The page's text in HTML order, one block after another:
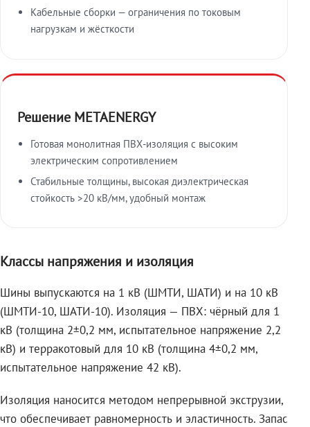
Кабельные сборки — ограничения по токовым
нагрузкам и жёсткости
Решение METAENERGY
Готовая монолитная ПВХ-изоляция с высоким
электрическим сопротивлением
Стабильные толщины, высокая диэлектрическая
стойкость >20 кВ/мм, удобный монтаж
Классы напряжения и изоляция
Шины выпускаются на 1 кВ (ШМТИ, ШАТИ) и на 10 кВ
(ШМТИ-10, ШАТИ-10). Изоляция — ПВХ: чёрный для 1
кВ (толщина 2±0,2 мм, испытательное напряжение 2,2
кВ) и терракотовый для 10 кВ (толщина 4±0,2 мм,
испытательное напряжение 42 кВ).
Изоляция наносится методом непрерывной экструзии,
что обеспечивает равномерность и эластичность. Запас